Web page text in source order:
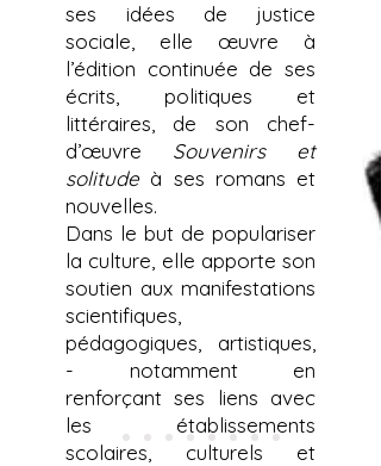
ses idées de justice
sociale, elle œuvre à
l’édition continuée de ses
écrits, politiques et
littéraires, de son chef-
d’œuvre Souvenirs et
solitude à ses romans et
nouvelles.
Dans le but de populariser
la culture, elle apporte son
soutien aux manifestations
scientifiques,
pédagogiques, artistiques,
- notamment en
renforçant ses liens avec
les établissements
scolaires, culturels et